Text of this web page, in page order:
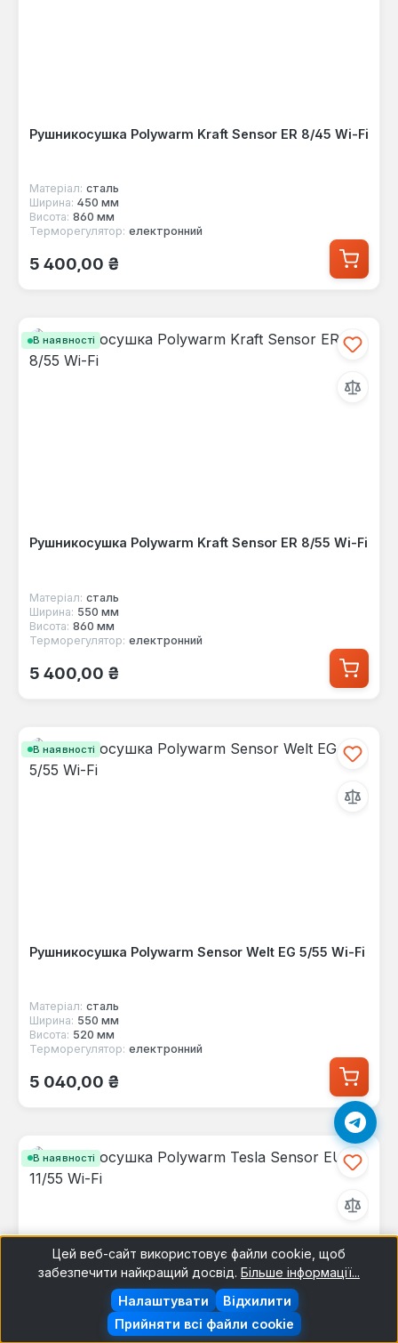
Рушникосушка Polywarm Kraft Sensor ER 8/45 Wi-Fi
Матеріал: сталь
Ширина: 450 мм
Висота: 860 мм
Терморегулятор: електронний
Звичайна ціна:
5 400,00 ₴
В наявності
Рушникосушка Polywarm Kraft Sensor ER 8/55 Wi-Fi
Матеріал: сталь
Ширина: 550 мм
Висота: 860 мм
Терморегулятор: електронний
Звичайна ціна:
5 400,00 ₴
В наявності
Рушникосушка Polywarm Sensor Welt EG 5/55 Wi-Fi
Матеріал: сталь
Ширина: 550 мм
Висота: 520 мм
Терморегулятор: електронний
Звичайна ціна:
5 040,00 ₴
В наявності
Цей веб-сайт використовує файли cookie, щоб
забезпечити найкращий досвід. Більше інформації...
Відхилити
Налаштувати
Прийняти всі файли cookie